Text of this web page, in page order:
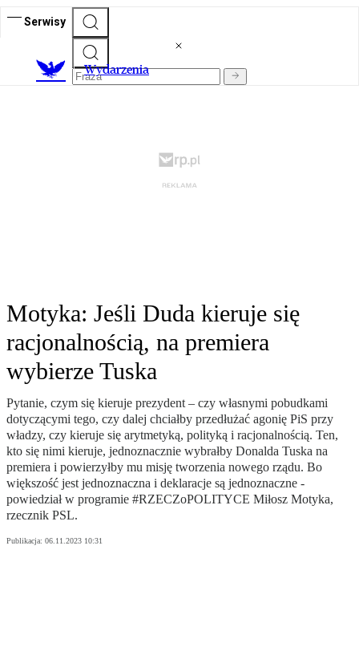
Serwisy
Wydarzenia
Motyka: Jeśli Duda kieruje się
racjonalnością, na premiera
wybierze Tuska
Pytanie, czym się kieruje prezydent – czy własnymi pobudkami
dotyczącymi tego, czy dalej chciałby przedłużać agonię PiS przy
władzy, czy kieruje się arytmetyką, polityką i racjonalnością. Ten,
kto się nimi kieruje, jednoznacznie wybrałby Donalda Tuska na
premiera i powierzyłby mu misję tworzenia nowego rządu. Bo
większość jest jednoznaczna i deklaracje są jednoznaczne -
powiedział w programie #RZECZoPOLITYCE Miłosz Motyka,
rzecznik PSL.
Publikacja: 06.11.2023 10:31